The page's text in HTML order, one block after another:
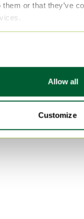
them or that they’ve
Allow all
Customize
MDF Décorations
Couleur
Marron Décorations
Rose Décorations